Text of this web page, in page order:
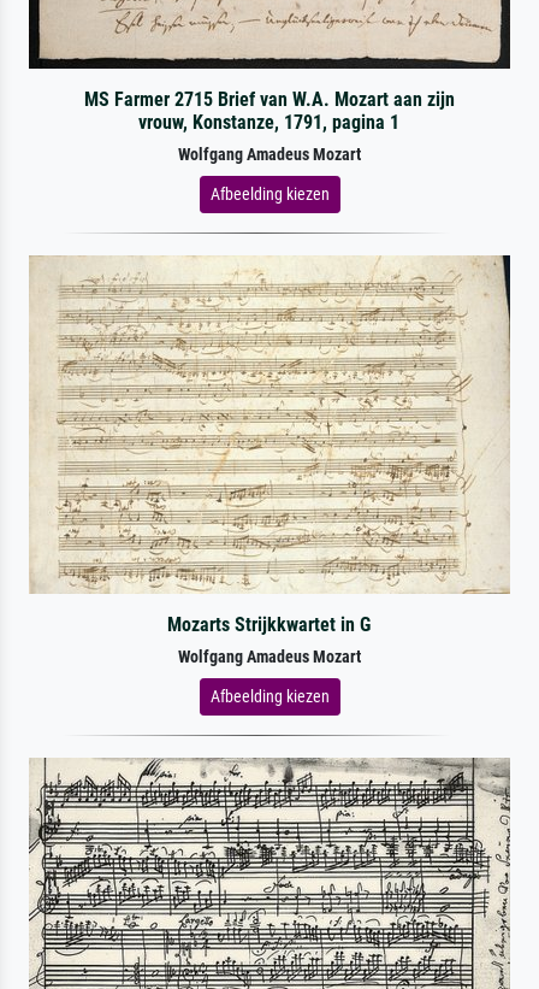
MS Farmer 2715 Brief van W.A. Mozart aan zijn
vrouw, Konstanze, 1791, pagina 1
Wolfgang Amadeus Mozart
Afbeelding kiezen
Mozarts Strijkkwartet in G
Wolfgang Amadeus Mozart
Afbeelding kiezen